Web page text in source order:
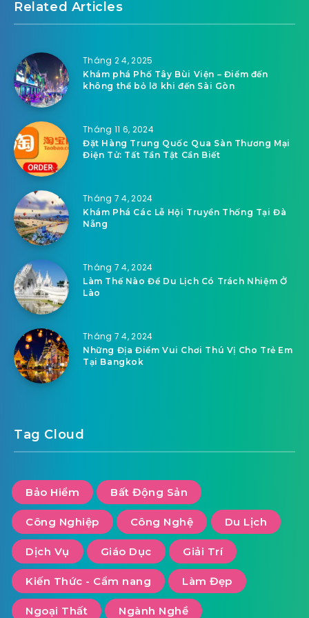
Related Articles
Tháng 2 4, 2025
Khám phá Phố Tây Bùi Viện – Điểm đến
không thể bỏ lỡ khi đến Sài Gòn
Tháng 11 6, 2024
Đặt Hàng Trung Quốc Qua Sàn Thương Mại
Điện Tử: Tất Tần Tật Cần Biết
Tháng 7 4, 2024
Khám Phá Các Lễ Hội Truyền Thống Tại Đà
Nẵng
Tháng 7 4, 2024
Làm Thế Nào Để Du Lịch Có Trách Nhiệm Ở
Lào
Tháng 7 4, 2024
Những Địa Điểm Vui Chơi Thú Vị Cho Trẻ Em
Tại Bangkok
Tag Cloud
Bảo Hiểm Bất Động Sản
Công Nghiệp Công Nghệ Du Lịch
Dịch Vụ Giáo Dục Giải Trí
Kiến Thức - Cẩm nang Làm Đẹp
Ngoại Thất Ngành Nghề